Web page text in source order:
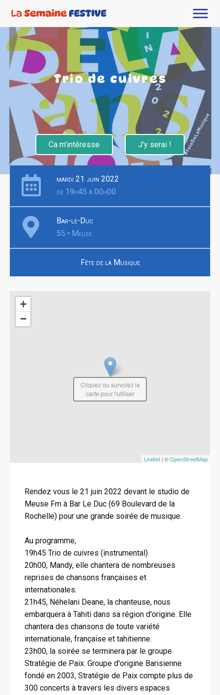
Trio de cuivres
Ca m'intéresse J'y serai !
mardi 21 juin 2022
de 19h45 à 00h00
Bar-le-Duc
55 • Meuse
Fête de la Musique
+
−
Leaflet | ©OpenStreetMap
Cliquez ou survolez la
carte pour l'utiliser
Rendez vous le 21 juin 2022 devant le studio de
Meuse Fm à Bar Le Duc (69 Boulevard de la
Rochelle) pour une grande soirée de musique.
Au programme,
19h45 Trio de cuivres (instrumental)
20h00, Mandy, elle chantera de nombreuses
reprises de chansons françaises et
internationales.
21h45, Néhelani Deane, la chanteuse, nous
embarquera à Tahiti dans sa région d'origine. Elle
chantera des chansons de toute variété
internationale, française et tahitienne.
23h00, la soirée se terminera par le groupe
Stratégie de Paix. Groupe d'origine Barisienne
fondé en 2003, Stratégie de Paix compte plus de
300 concerts à travers les divers espaces